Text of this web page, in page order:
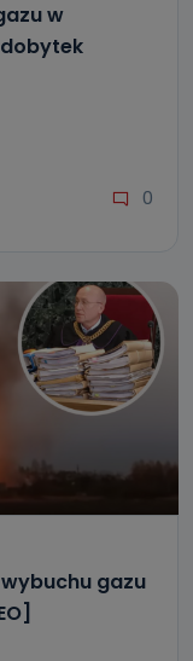
w
0
gazu